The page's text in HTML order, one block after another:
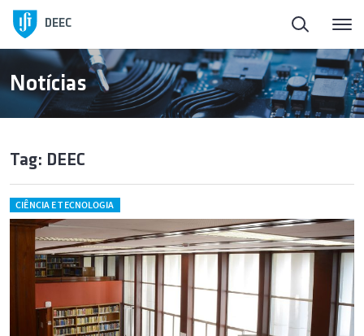
DEEC
Notícias
Tag: DEEC
CIÊNCIA E TECNOLOGIA